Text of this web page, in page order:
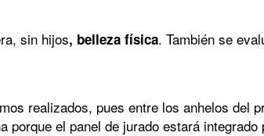
sin hijos, belleza física. También se
realizados, pues entre los anhelos del
porque el panel de jurado estará